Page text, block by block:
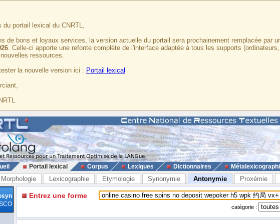
du portail lexical du CNRTL,
de bons et loyaux services, la version actuelle du portail sera prochainement remplacée par
. Celle-ci apporte une refonte complète de l'interface adaptée à tous les supports
ressources.
la nouvelle version ici : Portail lexical
Portail lexical Corpus Lexiques Dictionnaires
Morphologie Lexicographie Etymologie Synonymie Antonymie Proxémie
Entrez une forme
catégorie :